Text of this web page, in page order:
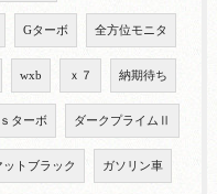
Gターボ 全方位モニタ
wxb ｘ７ 納期待ち
ターボ ダークプライムⅡ
ットブラック ガソリン車